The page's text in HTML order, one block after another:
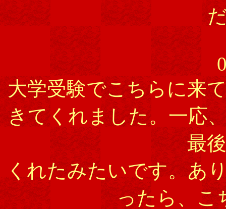
大学受験でこちらに来
きてくれました。一応
最
くれたみたいです。あ
ったら、こ